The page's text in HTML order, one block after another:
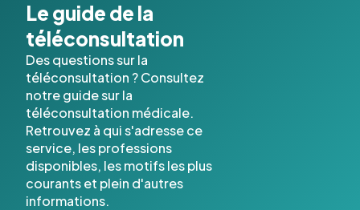
Le guide de la
téléconsultation
Des questions sur la
téléconsultation ? Consultez
notre guide sur la
téléconsultation médicale.
Retrouvez à qui s'adresse ce
service, les professions
disponibles, les motifs les plus
courants et plein d'autres
informations.